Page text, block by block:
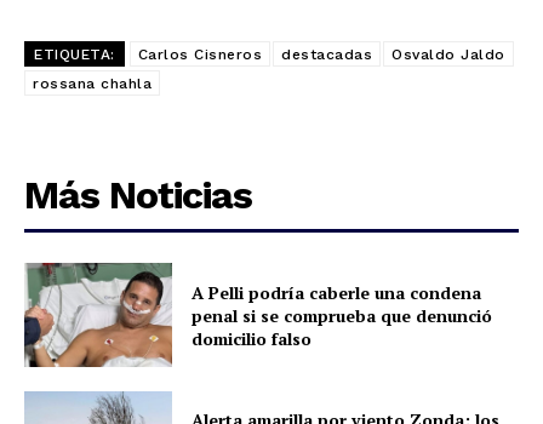
ETIQUETA: Carlos Cisneros destacadas
Osvaldo Jaldo
rossana chahla
Más Noticias
A Pelli podría caberle una condena
penal si se comprueba que denunció
domicilio falso